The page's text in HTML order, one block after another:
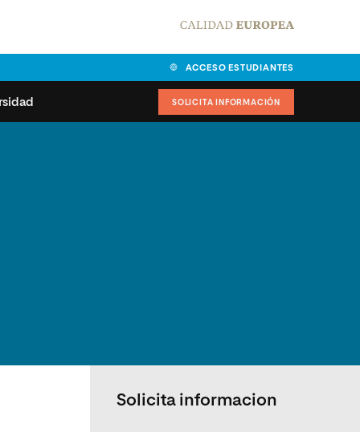
ACCESO ESTUDIANTES
SOLICITA INFORMACIÓN
Solicita informacion